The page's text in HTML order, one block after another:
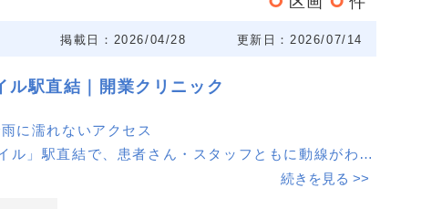
掲載日：2026/04/28 更新日：2026/07/14
ル駅直結｜開業クリニック
に濡れないアクセス
ル」駅直結で、患者さん・スタッフともに動線がわか
天時も通院しやすい環境です。りんかい線「天王洲ア
続きを見る >>